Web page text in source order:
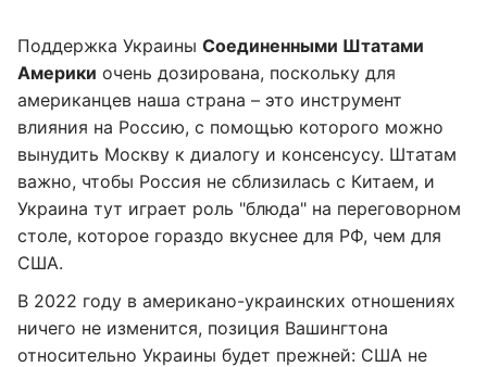
Поддержка Украины Соединенными Штатами
Америки очень дозирована, поскольку для
американцев наша страна – это инструмент
влияния на Россию, с помощью которого можно
вынудить Москву к диалогу и консенсусу. Штатам
важно, чтобы Россия не сблизилась с Китаем, и
Украина тут играет роль "блюда" на переговорном
столе, которое гораздо вкуснее для РФ, чем для
США.
В 2022 году в американо-украинских отношениях
ничего не изменится, позиция Вашингтона
относительно Украины будет прежней: США не